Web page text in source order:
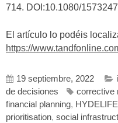
714. DOI:10.1080/
El artículo lo podéis
https://
19 septiembre, 2022
de decisiones
corrective
financial planning, HYDELIFE
prioritisation, social